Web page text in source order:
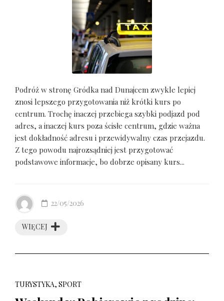
Podróż w stronę Gródka nad Dunajcem zwykle lepiej
znosi lepszego przygotowania niż krótki kurs po
centrum. Trochę inaczej przebiega szybki podjazd pod
adres, a inaczej kurs poza ścisłe centrum, gdzie ważna
jest dokładność adresu i przewidywalny czas przejazdu.
Z tego powodu najrozsądniej jest przygotować
podstawowe informacje, bo dobrze opisany kurs...
WIĘCEJ
22/05/2026
TURYSTYKA, SPORT